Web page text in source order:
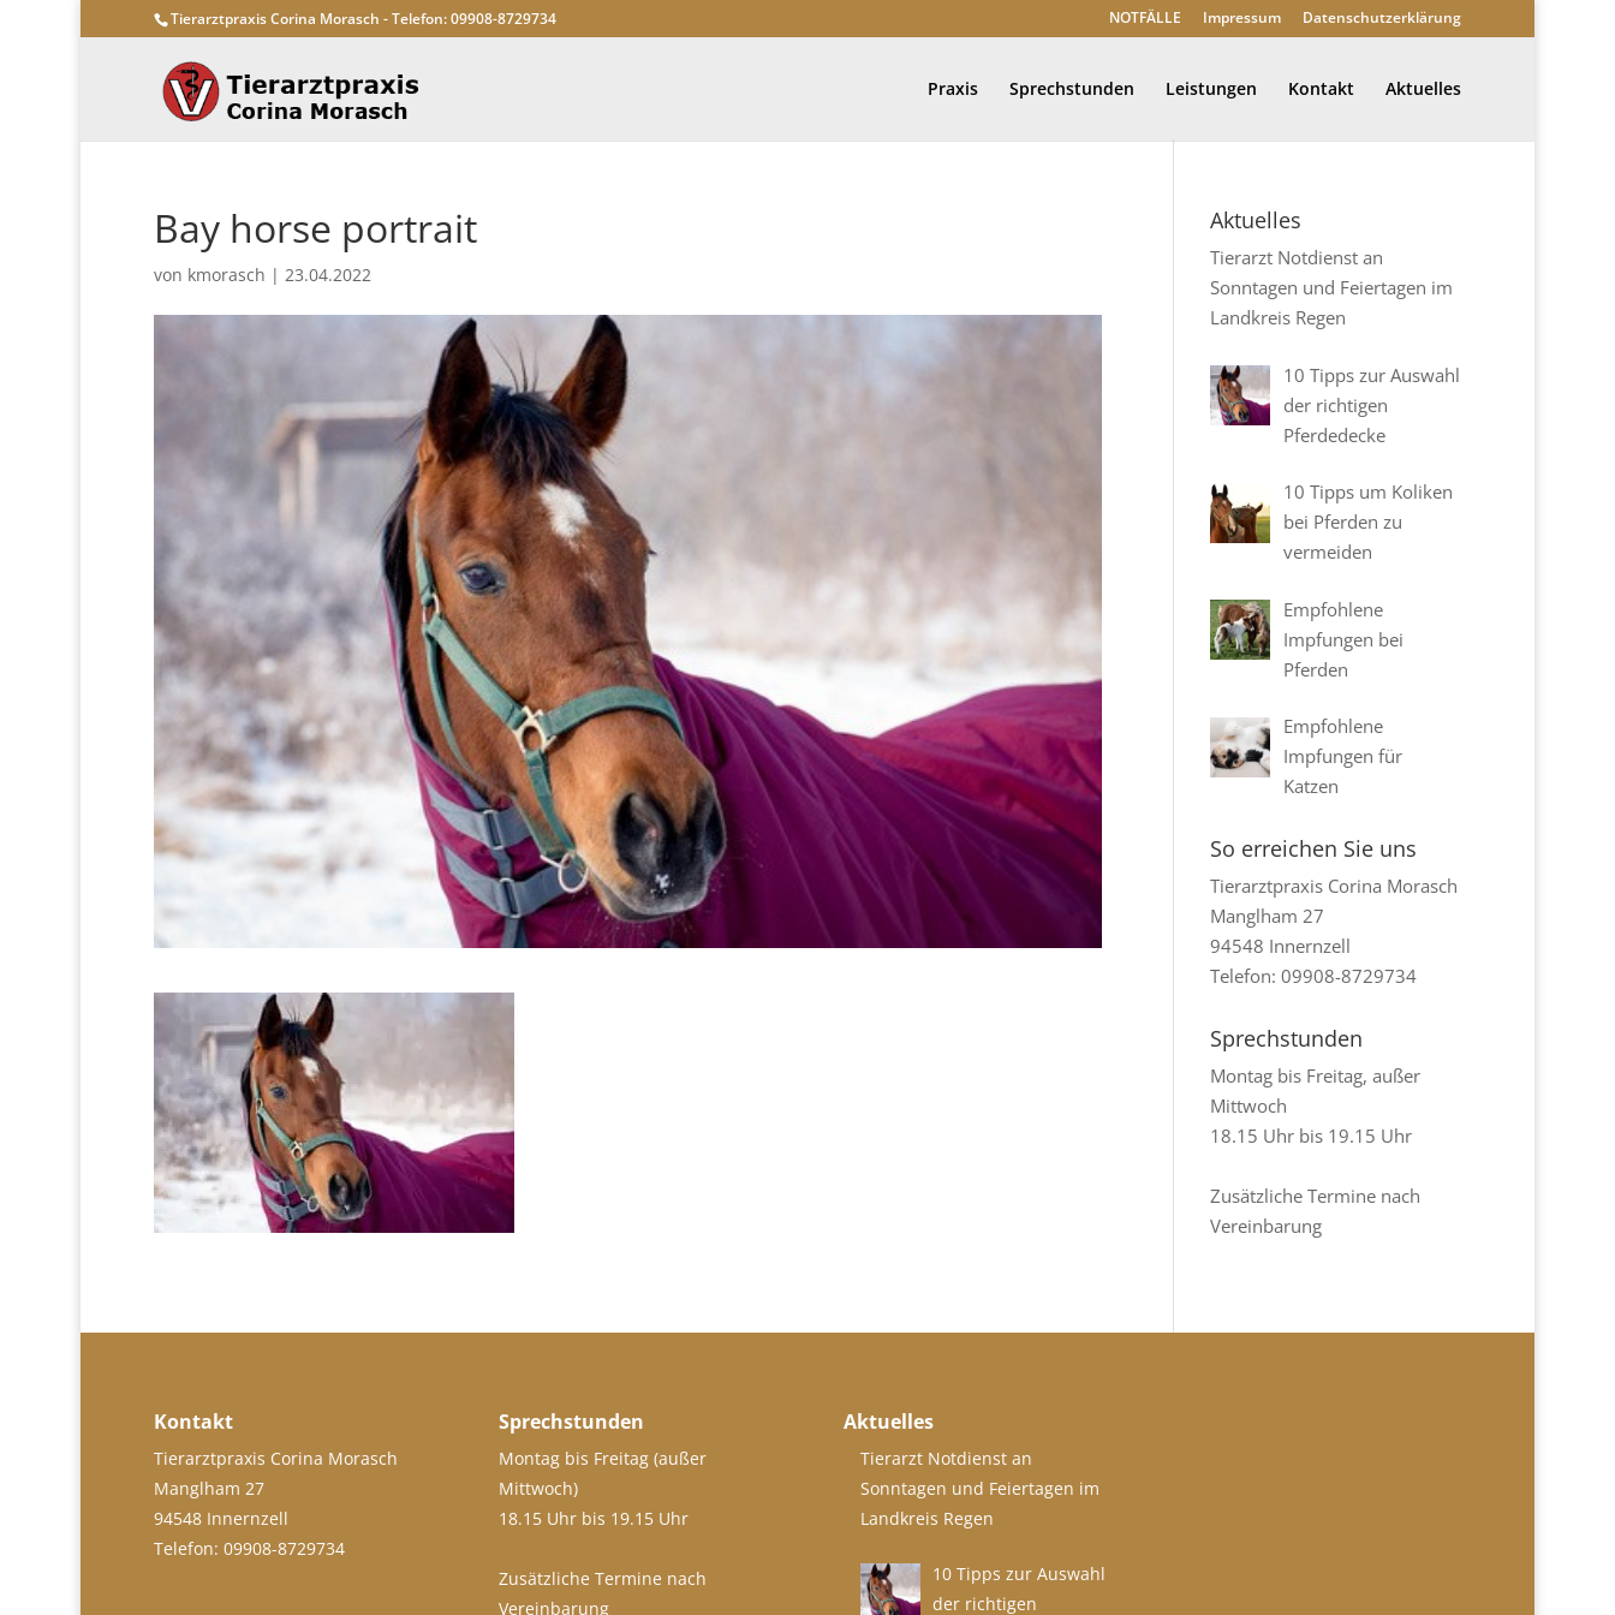
Tierarztpraxis Corina Morasch - Telefon: 09908-8729734 NOTFÄLLE Impressum Datenschutzerklärung
Praxis Sprechstunden Leistungen Kontakt Aktuelles
Bay horse portrait
von kmorasch | 23.04.2022
Aktuelles
Tierarzt Notdienst an
Sonntagen und Feiertagen im
Landkreis Regen
10 Tipps zur Auswahl
der richtigen
Pferdedecke
10 Tipps um Koliken
bei Pferden zu
vermeiden
Empfohlene
Impfungen bei
Pferden
Empfohlene
Impfungen für
Katzen
So erreichen Sie uns
Tierarztpraxis Corina Morasch
Manglham 27
94548 Innernzell
Telefon: 09908-8729734
Sprechstunden
Montag bis Freitag, außer
Mittwoch
18.15 Uhr bis 19.15 Uhr
Zusätzliche Termine nach
Vereinbarung
Kontakt
Tierarztpraxis Corina Morasch
Manglham 27
94548 Innernzell
Telefon: 09908-8729734
Sprechstunden
Montag bis Freitag (außer
Mittwoch)
18.15 Uhr bis 19.15 Uhr
Zusätzliche Termine nach
Vereinbarung
Aktuelles
Tierarzt Notdienst an
Sonntagen und Feiertagen im
Landkreis Regen
10 Tipps zur Auswahl
der richtigen